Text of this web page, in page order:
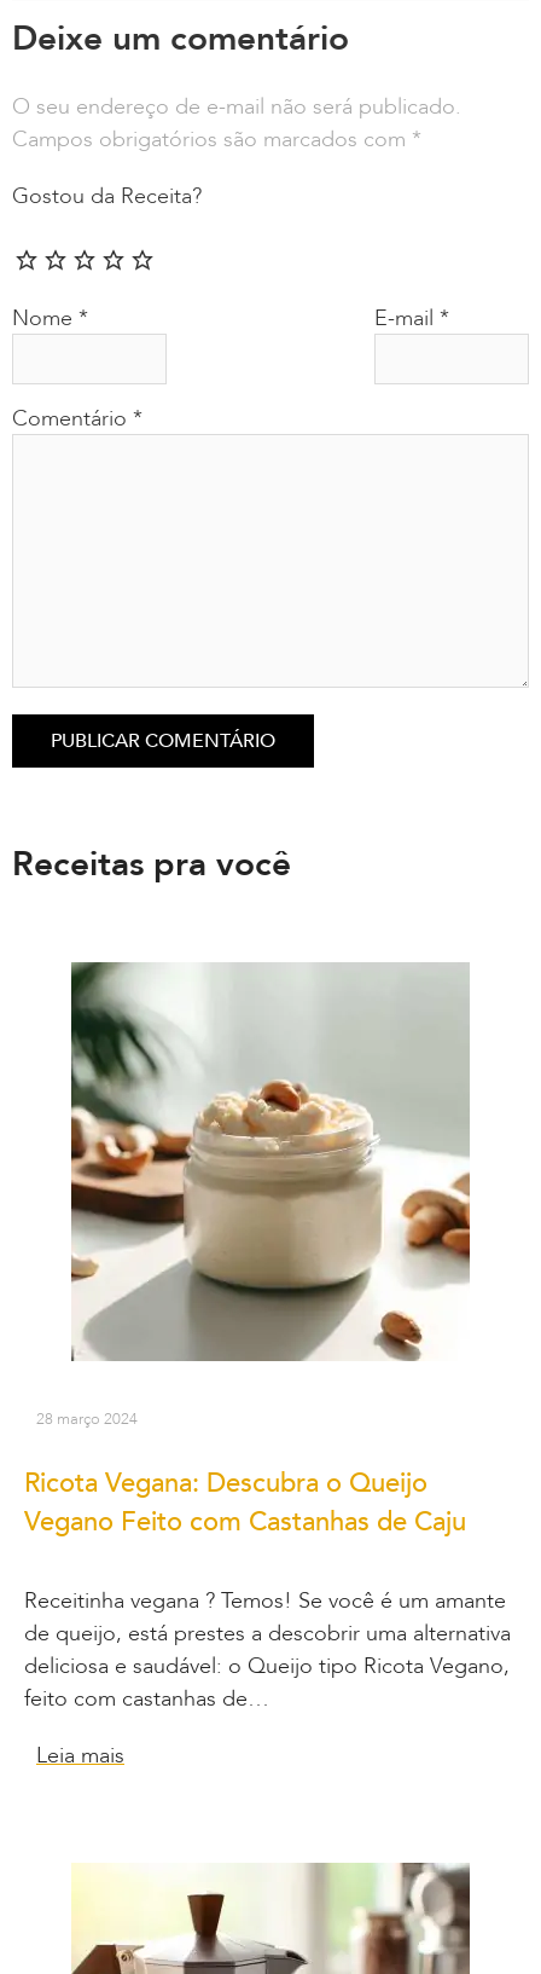
Deixe um comentário
O seu endereço de e-mail não será publicado.
Campos obrigatórios são marcados com *
Gostou da Receita?
Comentário *
Nome * E-mail *
Receitas pra você
28 março 2024
Ricota Vegana: Descubra o Queijo
Vegano Feito com Castanhas de Caju
Receitinha vegana ? Temos! Se você é um amante
de queijo, está prestes a descobrir uma alternativa
deliciosa e saudável: o Queijo tipo Ricota Vegano,
feito com castanhas de…
Leia mais